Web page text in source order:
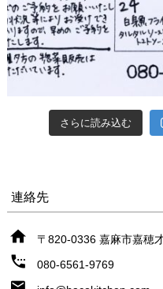
さらに読み込む
連絡先
〒820-0336 嘉麻市嘉穂
080-6561-9769